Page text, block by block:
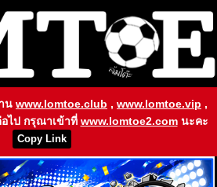
น www.lomtoe.club , www.lomtoe.vip ,
อไป กรุณาเข้าที่ www.lomtoe2.comนะคะ
Copy Link